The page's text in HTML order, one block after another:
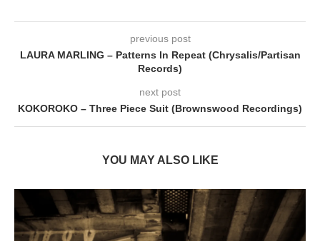
previous post
LAURA MARLING – Patterns In Repeat (Chrysalis/Partisan
Records)
next post
KOKOROKO – Three Piece Suit (Brownswood Recordings)
YOU MAY ALSO LIKE